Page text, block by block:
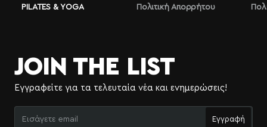
PILATES & YOGA Πολιτική Απορρήτου
JOIN THE LIST
Εγγραφείτε για τα τελευταία νέα και ενημερώσεις!
email
Εγγραφή